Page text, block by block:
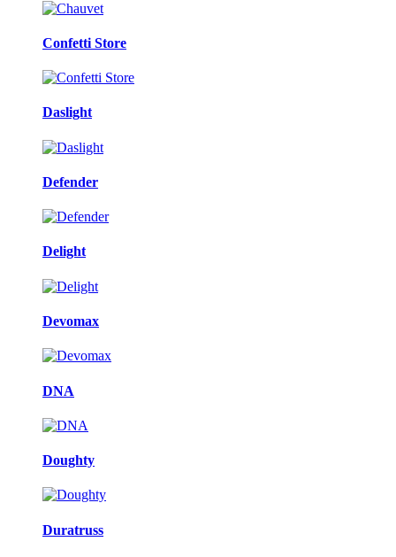
Confetti Store
Daslight
Defender
Delight
Devomax
DNA
Doughty
Duratruss